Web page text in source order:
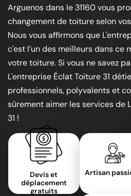
Arguenos dans le 31160 vous
changement de toiture selon
Nous vous affirmons que
c'est l’un des meilleurs dans ce
votre toiture. Si vous ne savez
L'entreprise Éclat Toiture 31
professionnels, polyvalents et
sûrement aimer les services de
31 !
Devis et
déplacement
gratuits
Artisan